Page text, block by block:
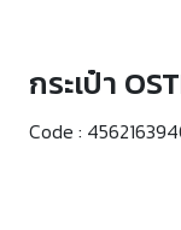
กระเป๋า
Code :